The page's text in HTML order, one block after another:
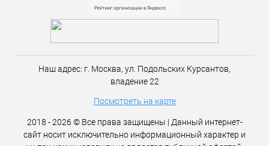
Наш адрес: г. Москва, ул. Подольских Курсантов,
владение 22
Посмотреть на карте
2018 - 2026 © Все права защищены | Данный интернет-
сайт носит исключительно информационный характер и